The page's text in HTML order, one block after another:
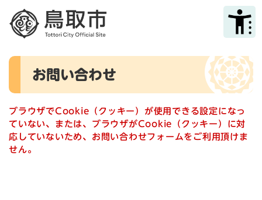
メニューを飛ばして本文へ
本
お問い合わせ
ブラウザでCookie（クッキー）が使用できる設定になっ
ていない、または、ブラウザがCookie（クッキー）に対
応していないため、お問い合わせフォームをご利用頂けま
せん。